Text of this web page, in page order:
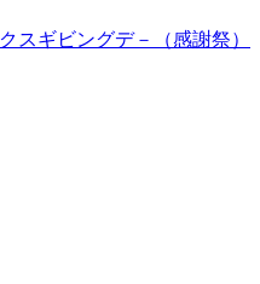
スギビングデ－（感謝祭）